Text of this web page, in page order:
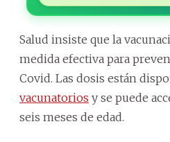
Salud insiste que la
medida efectiva para
Covid. Las dosis están
vacunatorios y se puede
seis meses de edad.